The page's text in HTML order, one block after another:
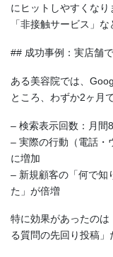
にヒットしやすくなり
「非接触サービス」
## 成功事例：実店舗
ある美容院では、
ところ、わずか2ヶ月
– 検索表示回数：月
– 実際の行動（電話
に増加
– 新規顧客の「何で知
た」が倍増
特に効果があったの
る質問の先回り投稿」